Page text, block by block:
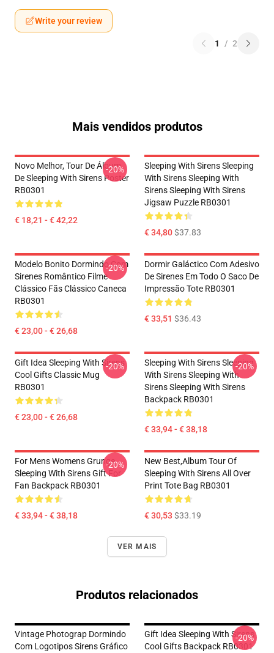
Write your review
1 / 2
Mais vendidos produtos
Novo Melhor, Tour De Álbum
De Sleeping With Sirens Poster
RB0301
€ 18,21 - € 42,22
-20%
Sleeping With Sirens Sleeping
With Sirens Sleeping With
Sirens Sleeping With Sirens
Jigsaw Puzzle RB0301
€ 34,80$37.83
Modelo Bonito Dormindo Com
Sirenes Romântico Filme
Clássico Fãs Clássico Caneca
RB0301
€ 23,00 - € 26,68
-20%
Dormir Galáctico Com Adesivo
De Sirenes Em Todo O Saco De
Impressão Tote RB0301
€ 33,51 $36.43
Gift Idea Sleeping With Sirens
Cool Gifts Classic Mug
RB0301
€ 23,00 - € 26,68
-20%
Sleeping With Sirens Sleeping
With Sirens Sleeping With
Sirens Sleeping With Sirens
Backpack RB0301
€ 33,94 - € 38,18
-20%
For Mens Womens Grunge
Sleeping With Sirens Gift For
Fan Backpack RB0301
€ 33,94 - € 38,18
-20%
New Best,album Tour Of
Sleeping With Sirens All Over
Print Tote Bag RB0301
€ 30,53 $33.19
VER MAIS
Produtos relacionados
Vintage Photograp Dormindo
Com Logotipos Sirens Gráfico
Gift Idea Sleeping With Sirens
Cool Gifts Backpack RB0301
-20%